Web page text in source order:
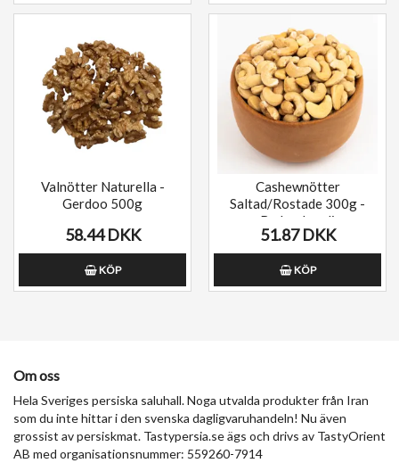
Valnötter Naturella -
Gerdoo 500g
58.44 DKK
KÖP
Cashewnötter
Saltad/Rostade 300g -
Badam hendi
51.87 DKK
KÖP
Om oss
Hela Sveriges persiska saluhall. Noga utvalda produkter från Iran
som du inte hittar i den svenska dagligvaruhandeln! Nu även
grossist av persiskmat. Tastypersia.se ägs och drivs av TastyOrient
AB med organisationsnummer: 559260-7914